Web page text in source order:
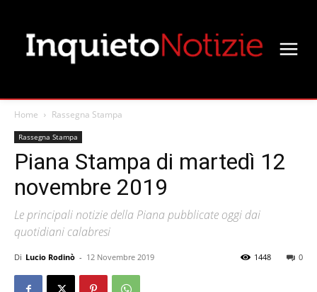
Home Rassegna Stampa
Rassegna Stampa
Piana Stampa di martedì 12
novembre 2019
Le principali notizie della Piana pubblicate oggi dai
quotidiani calabresi
Di Lucio Rodinò - 12 Novembre 2019 0
1448